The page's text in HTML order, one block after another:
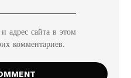
адрес сайта в этом
комментариев.